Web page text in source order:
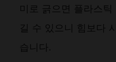
미로 긁으면 플라스
길 수 있으니 힘보다
습니다.